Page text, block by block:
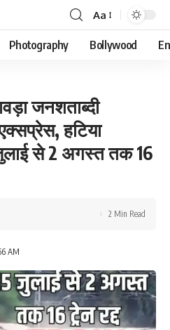
Font
Resizer
Aa
Photography Bollywood
जनशताब्दी
हटिया
से 2 अगस्त तक 16
AM
2 Min Read